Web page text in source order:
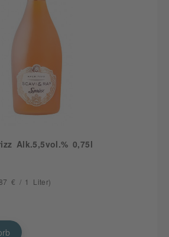
Alk.5,5vol.% 0,75l
€ / 1 Liter)